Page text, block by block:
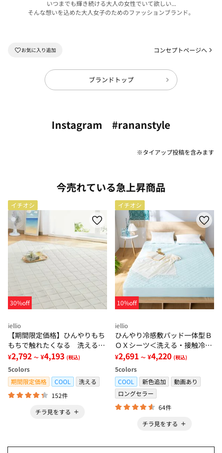
いつまでも輝き続ける大人の女性でいて欲しい...
そんな想いを込めた大人女子のためのファッションブランド。
コンセプトページへ
ブランドトップ
Instagram #rananstyle
※タイアップ投稿を含みます
今売れている急上昇商品
イチオシ
30%off
iellio
【期間限定価格】ひんやりもち
もちで触れたくなる 洗えるラ
グ＜低反発・滑りにくい・接触
冷感・防ダニ・カーペット＞
¥2,792 ～ ¥4,193 (税込)
5colors
期間限定価格
COOL
洗える
152件
チラ見をする
イチオシ
10%off
iellio
ひんやり冷感敷パッド一体型Ｂ
ＯＸシーツ＜洗える・接触冷
感・抗菌防臭・時短・家事楽・
ボックスシーツ・寝苦しさ対策
＞
¥2,691 ～ ¥4,220 (税込)
5colors
COOL
新色追加
動画あり
ロングセラー
64件
チラ見をする